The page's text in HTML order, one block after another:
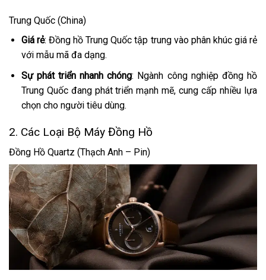
Trung Quốc (China)
Giá rẻ: Đồng hồ Trung Quốc tập trung vào phân khúc giá rẻ
với mẫu mã đa dạng.
Sự phát triển nhanh chóng: Ngành công nghiệp đồng hồ
Trung Quốc đang phát triển mạnh mẽ, cung cấp nhiều lựa
chọn cho người tiêu dùng.
2. Các Loại Bộ Máy Đồng Hồ
Đồng Hồ Quartz (Thạch Anh – Pin)